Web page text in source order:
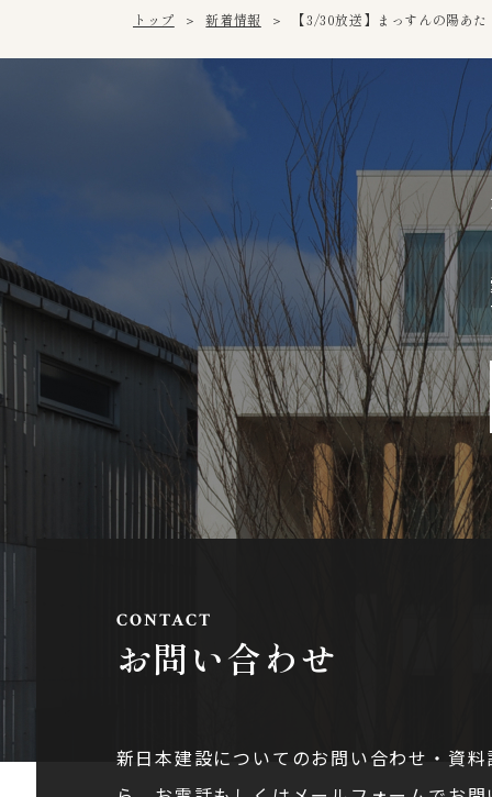
トップ 新着情報 【3/30放送】まっすんの陽あ
お問い合わせ
新日本建設についてのお問い合わせ・資